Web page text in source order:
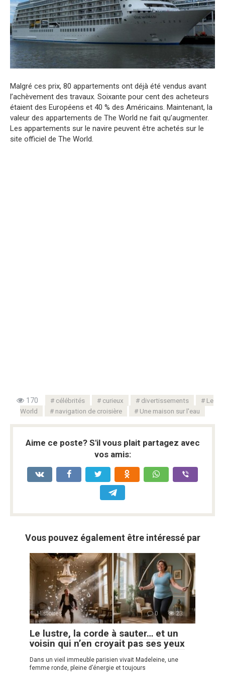
Malgré ces prix, 80 appartements ont déjà été vendus avant
l’achèvement des travaux. Soixante pour cent des acheteurs
étaient des Européens et 40 % des Américains. Maintenant, la
valeur des appartements de The World ne fait qu’augmenter.
Les appartements sur le navire peuvent être achetés sur le
site officiel de The World.
170 célébrités curieux divertissements
Le
World
navigation de croisière Une maison sur l'eau
Aime ce poste? S'il vous plait partagez avec
vos amis:
Vous pouvez également être intéressé par
Histoires 0 23
Le lustre, la corde à sauter… et un
voisin qui n’en croyait pas ses yeux
Dans un vieil immeuble parisien vivait Madeleine, une
femme ronde, pleine d’énergie et toujours